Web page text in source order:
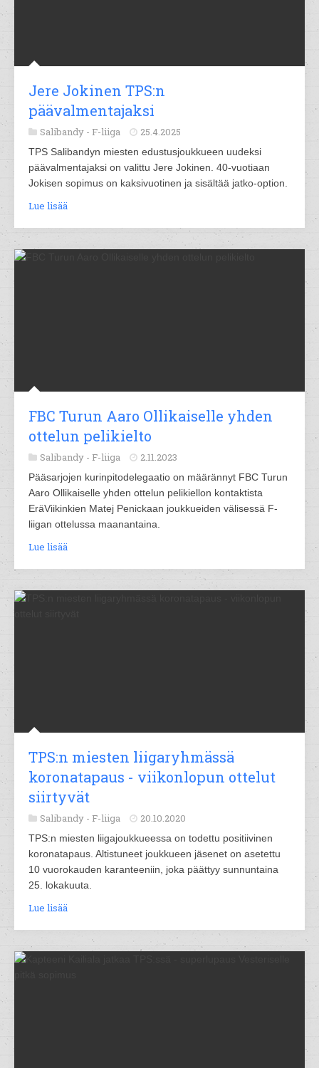
Jere Jokinen TPS:n
päävalmentajaksi
Salibandy - F-liiga 25.4.2025
TPS Salibandyn miesten edustusjoukkueen uudeksi
päävalmentajaksi on valittu Jere Jokinen. 40-vuotiaan
Jokisen sopimus on kaksivuotinen ja sisältää jatko-option.
Lue lisää
FBC Turun Aaro Ollikaiselle yhden
ottelun pelikielto
Salibandy - F-liiga 2.11.2023
Pääsarjojen kurinpitodelegaatio on määrännyt FBC Turun
Aaro Ollikaiselle yhden ottelun pelikiellon kontaktista
EräViikinkien Matej Penickaan joukkueiden välisessä F-
liigan ottelussa maanantaina.
Lue lisää
TPS:n miesten liigaryhmässä
koronatapaus - viikonlopun ottelut
siirtyvät
Salibandy - F-liiga 20.10.2020
TPS:n miesten liigajoukkueessa on todettu positiivinen
koronatapaus. Altistuneet joukkueen jäsenet on asetettu
10 vuorokauden karanteeniin, joka päättyy sunnuntaina
25. lokakuuta.
Lue lisää